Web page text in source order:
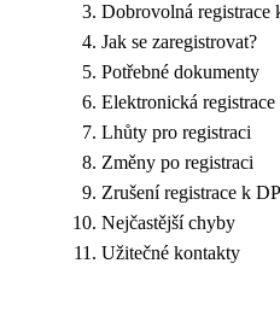
Dobrovolná registrace
Jak se zaregistrovat?
Potřebné dokumenty
Elektronická registrace
Lhůty pro registraci
Změny po registraci
Zrušení registrace k
Nejčastější chyby
Užitečné kontakty